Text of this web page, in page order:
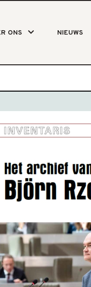
ONS NIEUWS